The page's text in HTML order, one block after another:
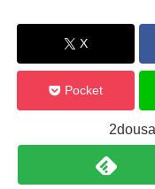
X
Pocket